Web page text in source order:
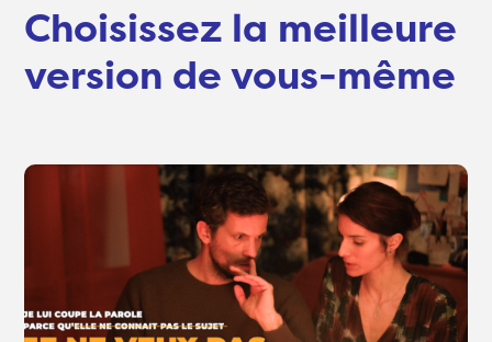
Choisissez la meilleure
version de vous-même